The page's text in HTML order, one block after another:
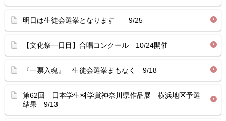
明日は生徒会選挙となります 9/25
【文化祭一日目】合唱コンクール 10/24開催
『一票入魂』 生徒会選挙まもなく 9/18
第62回 日本学生科学賞神奈川県作品展 横浜地区予選
結果 9/13